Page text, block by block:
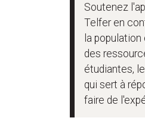
Soutenez
Telfer en
la
des
étudiantes,
qui sert à
faire de